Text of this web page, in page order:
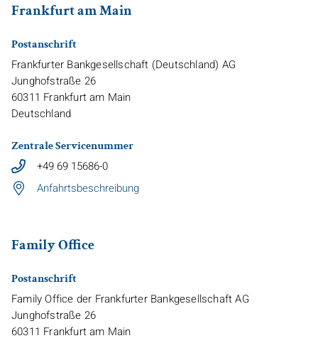
Frankfurt am Main
Postanschrift
Frankfurter Bankgesellschaft (Deutschland) AG
Junghofstraße 26
60311 Frankfurt am Main
Deutschland
Zentrale Servicenummer
+49 69 15686-0
Anfahrtsbeschreibung
Family Office
Postanschrift
Family Office der Frankfurter Bankgesellschaft AG
Junghofstraße 26
60311 Frankfurt am Main